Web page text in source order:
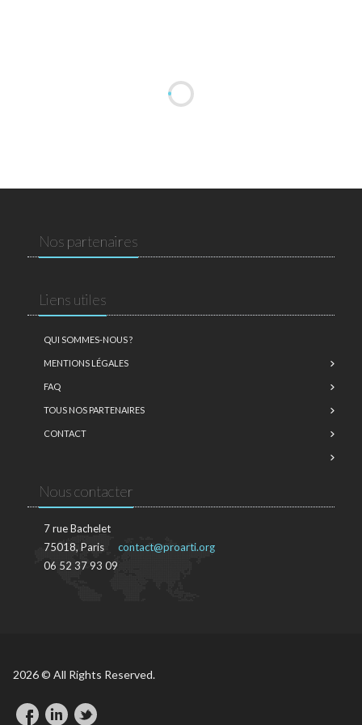
Nos partenaires
Liens utiles
QUI SOMMES-NOUS ?
MENTIONS LÉGALES
FAQ
TOUS NOS PARTENAIRES
CONTACT
Nous contacter
7 rue Bachelet
75018, Paris
06 52 37 93 09
contact@proarti.org
2026 © All Rights Reserved.